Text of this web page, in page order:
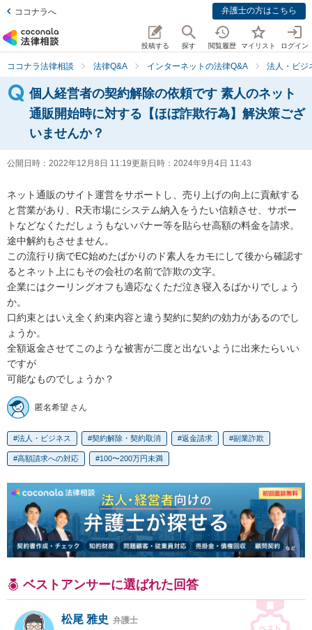
ココナラへ 弁護士の方はこちら
投稿する 探す 閲覧履歴 マイリスト ログイン
ココナラ法律相談 法律Q&A インターネットの法律Q&A 法人・ビジ
個人経営者の契約解除の依頼です 素人のネット
通販開始時に対する【ほぼ詐欺行為】解決策ござ
いませんか？
公開日時： 2022年12月8日 11:19更新日時： 2024年9月4日 11:43
ネット通販のサイト運営をサポートし、売り上げの向上に貢献する
と営業があり、R天市場にシステム納入をうたい信頼させ、サポー
トなどなくただしょうもないバナー等を貼らせ高額の料金を請求。
途中解約もさせません。
この流行り病でEC始めたばかりのド素人をカモにして後から確認す
るとネット上にもその会社の名前で詐欺の文字。
企業にはクーリングオフも適応なくただ泣き寝入るばかりでしょう
か。
口約束とはいえ全く約束内容と違う契約に契約の効力があるのでし
ょうか。
全額返金させてこのような被害が二度と出ないように出来たらいい
ですが
可能なものでしょうか？
匿名希望 さん
法人・ビジネス 契約解除・契約取消 返金請求 副業詐欺
高額請求への対応 100〜200万円未満
ベストアンサーに選ばれた回答
松尾 雅史 弁護士